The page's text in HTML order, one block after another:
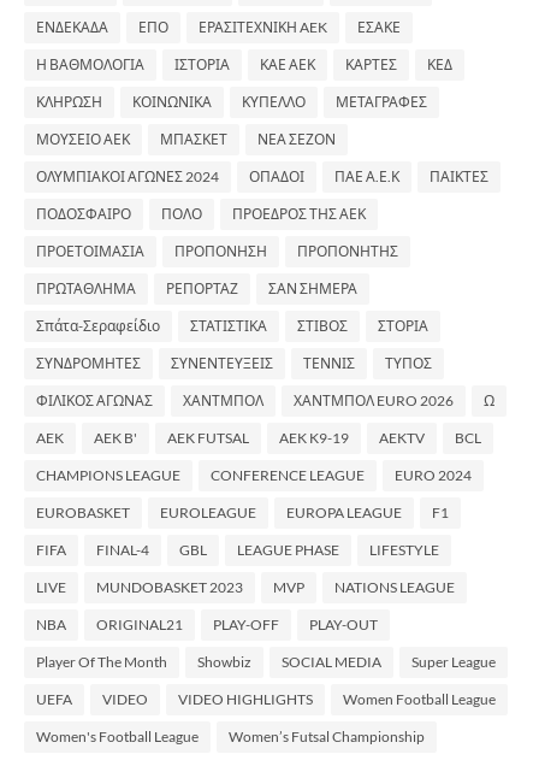
ΕΝΔΕΚΑΔΑ ΕΠΟ ΕΡΑΣΙΤΕΧΝΙΚΗ AEK ΕΣΑΚΕ
Η ΒΑΘΜΟΛΟΓΙΑ ΙΣΤΟΡΙΑ ΚΑΕ ΑΕΚ ΚΑΡΤΕΣ ΚΕΔ
ΚΛΗΡΩΣΗ ΚΟΙΝΩΝΙΚΑ ΚΥΠΕΛΛΟ ΜΕΤΑΓΡΑΦΕΣ
ΜΟΥΣΕΙΟ ΑΕΚ ΜΠΑΣΚΕΤ ΝΕΑ ΣΕΖΟΝ
ΟΛΥΜΠΙΑΚΟΙ ΑΓΩΝΕΣ 2024 ΟΠΑΔΟΙ ΠΑΕ Α.Ε.Κ ΠΑΙΚΤΕΣ
ΠΟΔΟΣΦΑΙΡΟ ΠΟΛΟ ΠΡΟΕΔΡΟΣ ΤΗΣ ΑΕΚ
ΠΡΟΕΤΟΙΜΑΣΙΑ ΠΡΟΠΟΝΗΣΗ ΠΡΟΠΟΝΗΤΗΣ
ΠΡΩΤΑΘΛΗΜΑ ΡΕΠΟΡΤΑΖ ΣΑΝ ΣΗΜΕΡΑ
Σπάτα-Σεραφείδιο ΣΤΑΤΙΣΤΙΚΑ ΣΤΙΒΟΣ ΣΤΟΡΙΑ
ΣΥΝΔΡΟΜΗΤΕΣ ΣΥΝΕΝΤΕΥΞΕΙΣ ΤΕΝΝΙΣ ΤΥΠΟΣ
ΦΙΛΙΚΟΣ ΑΓΩΝΑΣ ΧΑΝΤΜΠΟΛ ΧΑΝΤΜΠΟΛ EURO 2026 Ω
AEK AEK B' AEK FUTSAL AEK K9-19 AEKTV BCL
CHAMPIONS LEAGUE CONFERENCE LEAGUE EURO 2024
EUROBASKET EUROLEAGUE EUROPA LEAGUE F1
FIFA FINAL-4 GBL LEAGUE PHASE LIFESTYLE
LIVE MUNDOBASKET 2023 MVP NATIONS LEAGUE
NBA ORIGINAL21 PLAY-OFF PLAY-OUT
Player Of The Month Showbiz SOCIAL MEDIA Super League
UEFA VIDEO VIDEO HIGHLIGHTS Women Football League
Women's Football League Women’s Futsal Championship